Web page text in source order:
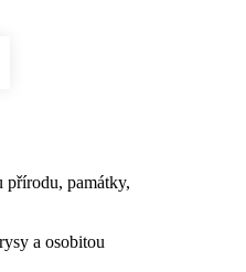
přírodu, památky,
a osobitou